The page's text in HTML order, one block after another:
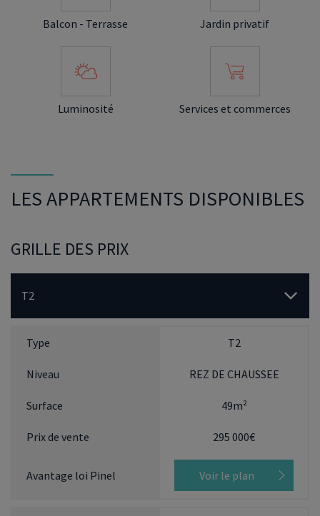
Balcon - Terrasse Jardin privatif
Luminosité Services et commerces
LES APPARTEMENTS DISPONIBLES
GRILLE DES PRIX
T2
T2
REZ DE CHAUSSEE
49m²
295 000€
Voir le plan